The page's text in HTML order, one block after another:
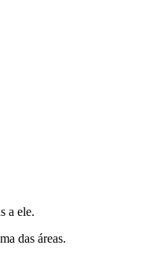
a ele.
das áreas.